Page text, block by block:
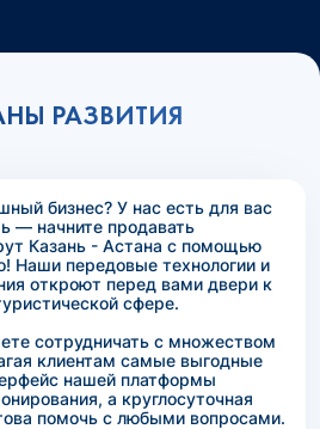
РАЗВИТИЯ
бизнес? У нас есть для вас
— начните продавать
Казань - Астана с помощью
Наши передовые технологии и
откроют перед вами двери к
сфере.
сотрудничать с множеством
клиентам самые выгодные
нашей платформы
а круглосуточная
помочь с любыми вопросами.